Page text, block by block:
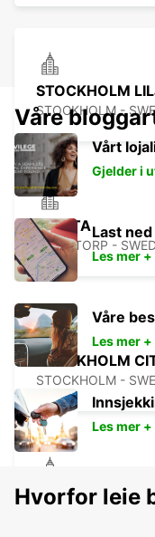
STOCKHOLM
STOCKHOLM -
SMISTA
SEGELTORP -
STOCKHOLM
STOCKHOLM -
STOCKHOLM
Våre
Vårt
Gjelder i
Last
Les mer +
Våre
Les mer +
Les mer +
Hvorfor leie